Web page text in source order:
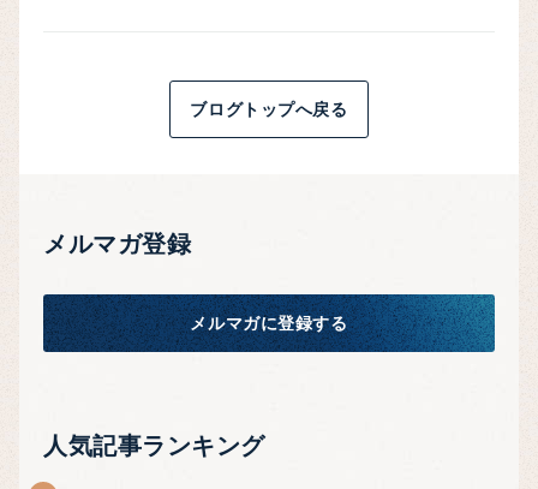
ブログトップへ戻る
メルマガ登録
メルマガに登録する
人気記事ランキング